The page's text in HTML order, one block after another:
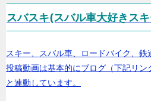
スバスキ(スバル車大好きス
スキー、スバル車、ロードバイク、鉄
投稿動画は基本的にブログ（下記リン
と連動しています。